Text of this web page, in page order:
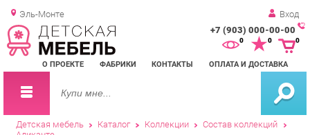
Эль-Монте Вход
+7 (903) 000-00-00
О ПРОЕКТЕ ФАБРИКИ КОНТАКТЫ ОПЛАТА И ДОСТАВКА
0 0
Детская мебель Каталог Коллекции Состав коллекций
Аликанте